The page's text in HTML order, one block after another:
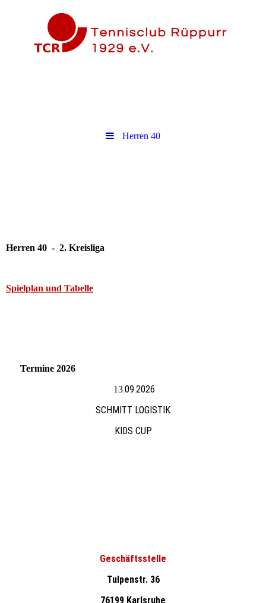
Herren 40
Herren 40 - 2. Kreisliga
Spielplan und Tabelle
Termine 2026
13.09.2026
SCHMITT LOGISTIK
KIDS CUP
Geschäftsstelle
Tulpenstr. 36
76199 Karlsruhe